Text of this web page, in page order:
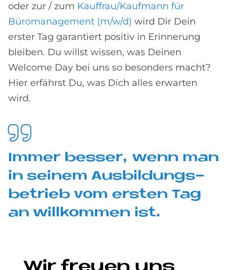
oder zur / zum Kauffrau/Kaufmann für
Büromanagement (m/w/d) wird Dir Dein
erster Tag garantiert positiv in Erinnerung
bleiben. Du willst wissen, was Deinen
Welcome Day bei uns so besonders macht?
Hier erfährst Du, was Dich alles erwarten
wird.
Im­mer bes­ser, wenn man
in sei­nem Aus­bil­dungs­
be­trieb vom er­sten Tag
an will­kom­men ist.